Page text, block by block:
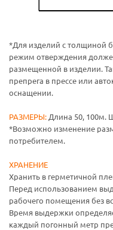
*Для изделий с толщиной
режим отверждения
размещенной в изделии.
препрега в прессе или
оснащении.
РАЗМЕРЫ: Длина 50, 100м.
*Возможно изменение
потребителем.
ХРАНЕНИЕ
Хранить в герметичной
Перед использованием
рабочего помещения без
Время выдержки
каждый погонный метр